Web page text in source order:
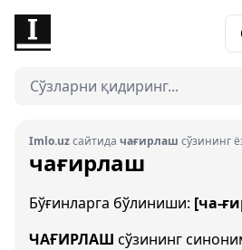
Imlo.uzсайтида чағирлаш сўзининг
чағирлаш
Бўғинларга бўлиниши: [ча-
ЧАҒИРЛАШ сўзининг